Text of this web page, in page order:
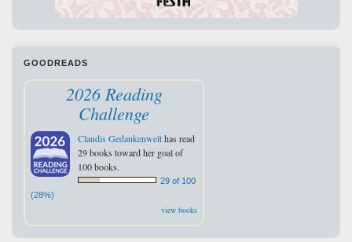
GOODREADS
2026 Reading
Challenge
Claudis Gedankenwelthas read
29 books toward her goal of
100 books.
29 of 100
(28%)
view books